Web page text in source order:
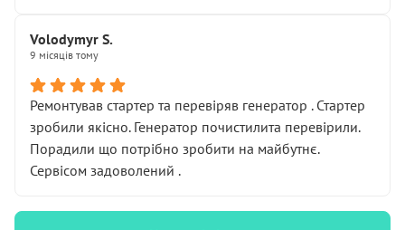
Volodymyr S.
9 місяців тому
Ремонтував стартер та перевіряв генератор . Стартер
зробили якісно. Генератор почистилита перевірили.
Порадили що потрібно зробити на майбутнє.
Сервісом задоволений .